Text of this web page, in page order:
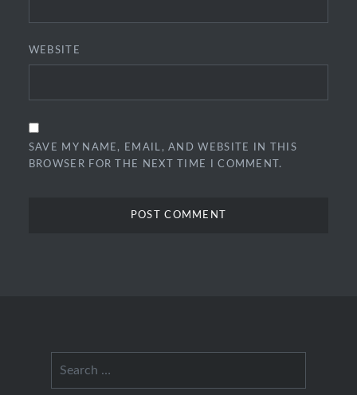
WEBSITE
SAVE MY NAME, EMAIL, AND WEBSITE IN THIS
BROWSER FOR THE NEXT TIME I COMMENT.